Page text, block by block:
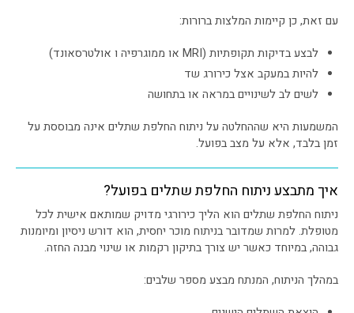
עם זאת, כן קיימות המלצות ברורות:
לבצע בדיקות תקופתיות (MRI או ממוגרפיה ו אולטרסאונד)
להיות במעקב אצל כירורג שד
לשים לב לשינויים במראה או בתחושה
המשמעות היא שההחלטה על ניתוח החלפת שתלים אינה מבוססת על
זמן בלבד, אלא על מצב בפועל.
איך מתבצע ניתוח החלפת שתלים בפועל?
ניתוח החלפת שתלים הוא הליך כירורגי מדויק שמותאם אישית לכל
מטופלת. למרות שמדובר בניתוח מוכר יחסית, הוא דורש ניסיון ומיומנות
גבוהה, במיוחד כאשר יש צורך בתיקון רקמות או שינוי מבנה החזה.
במהלך הניתוח, המנתח מבצע מספר שלבים: